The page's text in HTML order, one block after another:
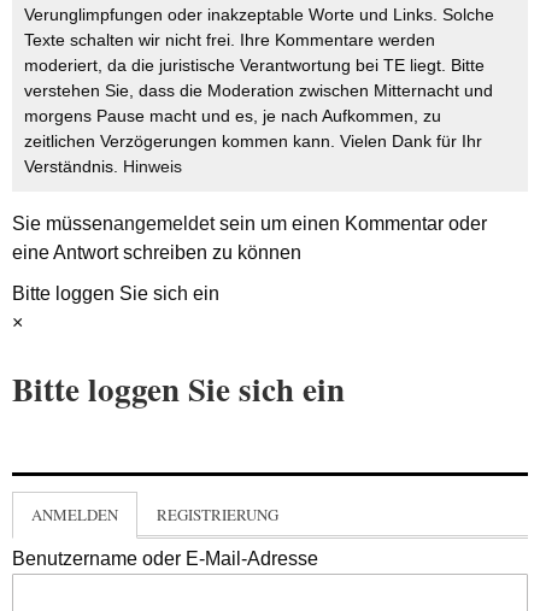
Verunglimpfungen oder inakzeptable Worte und Links. Solche
Texte schalten wir nicht frei. Ihre Kommentare werden
moderiert, da die juristische Verantwortung bei TE liegt. Bitte
verstehen Sie, dass die Moderation zwischen Mitternacht und
morgens Pause macht und es, je nach Aufkommen, zu
zeitlichen Verzögerungen kommen kann. Vielen Dank für Ihr
Verständnis. Hinweis
Sie müssenangemeldetsein um einen Kommentar oder
eine Antwort schreiben zu können
Bitte loggen Sie sich ein
×
Bitte loggen Sie sich ein
ANMELDEN REGISTRIERUNG
Benutzername oder E-Mail-Adresse